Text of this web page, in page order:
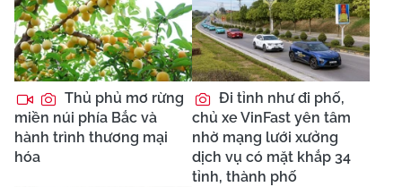
Thủ phủ mơ rừng
miền núi phía Bắc và
hành trình thương mại
hóa
Đi tỉnh như đi phố,
chủ xe VinFast yên tâm
nhờ mạng lưới xưởng
dịch vụ có mặt khắp 34
tỉnh, thành phố